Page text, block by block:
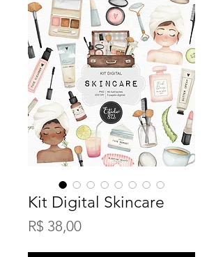
Kit Digital Skincare
R$ 38,00Preço